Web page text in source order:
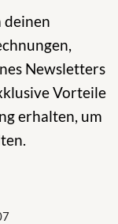
deinen
Newsletters
Vorteile
erhalten, um